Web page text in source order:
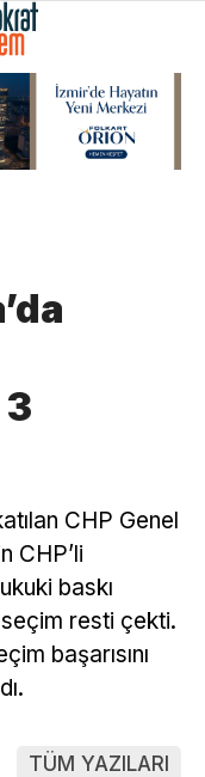
3
CHP Genel
CHP’li
baskı
seçim resti çekti.
başarısını
TÜM YAZILARI